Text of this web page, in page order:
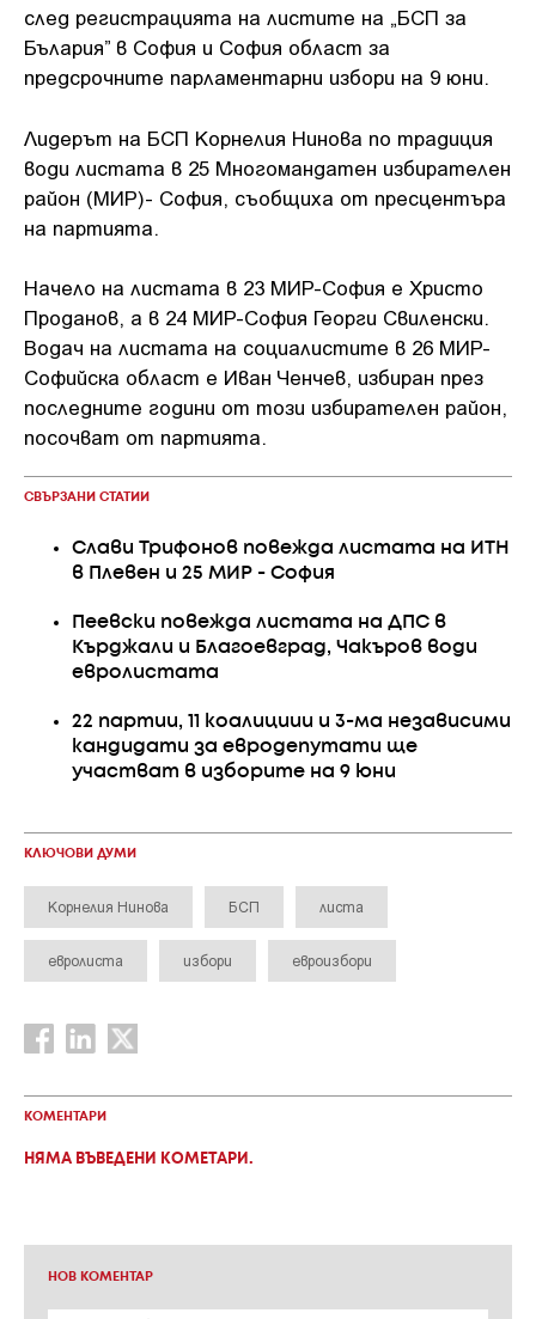
след регистрацията на листите на „БСП за
Бълария” в София и София област за
предсрочните парламентарни избори на 9 юни.
Лидерът на БСП Корнелия Нинова по традиция
води листата в 25 Многомандатен избирателен
район (МИР)- София, съобщиха от пресцентъра
на партията.
Начело на листата в 23 МИР-София е Христо
Проданов, а в 24 МИР-София Георги Свиленски.
Водач на листата на социалистите в 26 МИР-
Софийска област е Иван Ченчев, избиран през
последните години от този избирателен район,
посочват от партията.
СВЪРЗАНИ СТАТИИ
Слави Трифонов повежда листата на ИТН
в Плевен и 25 МИР - София
Пеевски повежда листата на ДПС в
Кърджали и Благоевград, Чакъров води
евролистата
22 партии, 11 коалициии и 3-ма независими
кандидати за евродепутати ще
участват в изборите на 9 юни
КЛЮЧОВИ ДУМИ
Корнелия Нинова БСП листа
евролиста избори евроизбори
КОМЕНТАРИ
НЯМА ВЪВЕДЕНИ КОМЕТАРИ.
НОВ КОМЕНТАР